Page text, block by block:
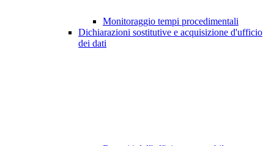
Monitoraggio tempi procedimentali
Dichiarazioni sostitutive e acquisizione d'ufficio
dei dati